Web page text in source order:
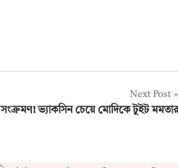
Next Post
সংক্রমণ! ভ্যাকসিন চেয়ে মোদিকে টুইট মমতার